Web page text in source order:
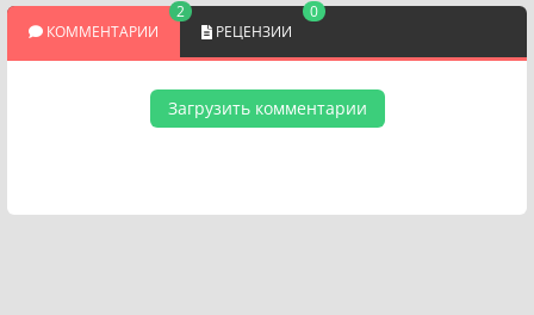
КОММЕНТАРИИ
2
РЕЦЕНЗИИ
0
Загрузить комментарии